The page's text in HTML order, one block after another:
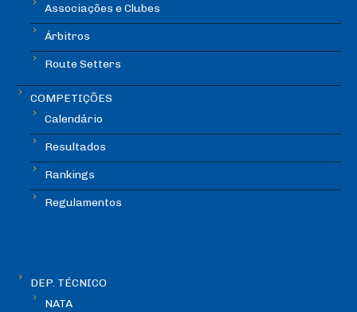
Associações e Clubes
Árbitros
Route Setters
COMPETIÇÕES
Calendário
Resultados
Rankings
Regulamentos
DEP. TÉCNICO
NATA